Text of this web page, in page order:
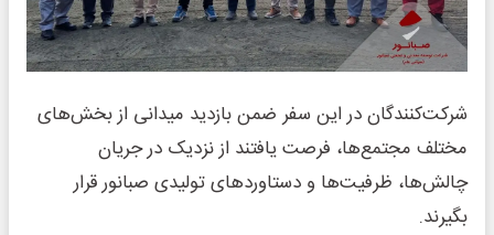
شرکت‌کنندگان در این سفر ضمن بازدید میدانی از بخش‌های
مختلف مجتمع‌ها، فرصت یافتند از نزدیک در جریان
چالش‌ها، ظرفیت‌ها و دستاوردهای تولیدی صبانور قرار
بگیرند.